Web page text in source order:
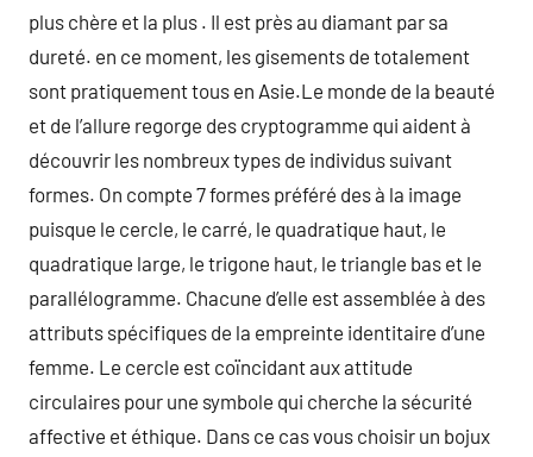
plus chère et la plus . Il est près au diamant par sa
dureté. en ce moment, les gisements de totalement
sont pratiquement tous en Asie.Le monde de la beauté
et de l’allure regorge des cryptogramme qui aident à
découvrir les nombreux types de individus suivant
formes. On compte 7 formes préféré des à la image
puisque le cercle, le carré, le quadratique haut, le
quadratique large, le trigone haut, le triangle bas et le
parallélogramme. Chacune d’elle est assemblée à des
attributs spécifiques de la empreinte identitaire d’une
femme. Le cercle est coïncidant aux attitude
circulaires pour une symbole qui cherche la sécurité
affective et éthique. Dans ce cas vous choisir un bojux